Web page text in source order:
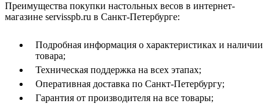
Преимущества покупки настольных весов в интернет-
магазине servisspb.ru в Санкт-Петербурге:
Подробная информация о характеристиках и наличии
товара;
Техническая поддержка на всех этапах;
Оперативная доставка по Санкт-Петербургу;
Гарантия от производителя на все товары;